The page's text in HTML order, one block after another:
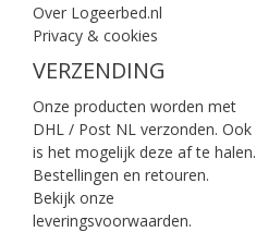
Over Logeerbed.nl
Privacy & cookies
VERZENDING
Onze producten worden met
DHL / Post NL verzonden. Ook
is het mogelijk deze af te halen.
Bestellingen en retouren.
Bekijk onze
leveringsvoorwaarden.